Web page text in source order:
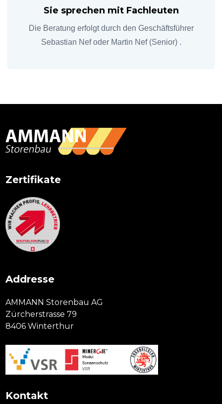
Sie sprechen mit Fachleuten
Die Beratung erfolgt durch den Geschäftsführer
Sebastian Nef oder Martin Nef (Senior) .
Zertifikate
Addresse
AMMANN Storenbau AG
Zürcherstrasse 79
8406 Winterthur
Kontakt